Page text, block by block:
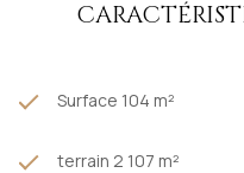
d"information.
Surface 104 m²
terrain 2 107 m²